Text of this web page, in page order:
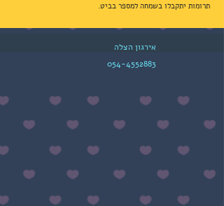
תרומות יתקבלו בשמחה למספר בביט.
אירגון הצלה
054-4552883